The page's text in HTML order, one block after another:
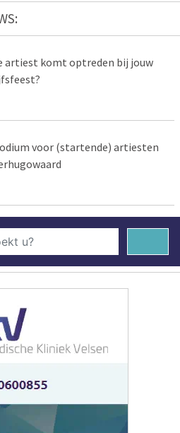
artiest komt optreden bij jouw
voor (startende) artiesten